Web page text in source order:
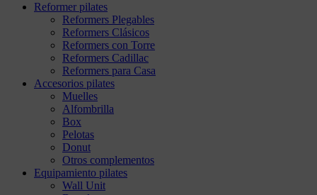
Reformer pilates
Reformers Plegables
Reformers Clásicos
Reformers con Torre
Reformers Cadillac
Reformers para Casa
Accesorios pilates
Muelles
Alfombrilla
Box
Pelotas
Donut
Otros complementos
Equipamiento pilates
Wall Unit